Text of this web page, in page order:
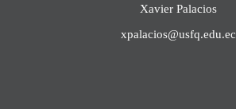
Xavier Palacios
xpalacios@usfq.edu.ec